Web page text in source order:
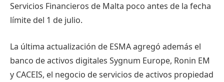
Servicios Financieros de Malta poco antes de la fecha
límite del 1 de julio.
La última actualización de ESMA agregó además el
banco de activos digitales Sygnum Europe, Ronin EM
y CACEIS, el negocio de servicios de activos propiedad